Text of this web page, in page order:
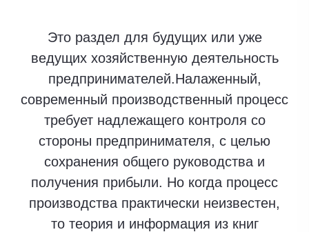
Это раздел для будущих или уже
ведущих хозяйственную деятельность
предпринимателей.Налаженный,
современный производственный процесс
требует надлежащего контроля со
стороны предпринимателя, с целью
сохранения общего руководства и
получения прибыли. Но когда процесс
производства практически неизвестен,
то теория и информация из книг